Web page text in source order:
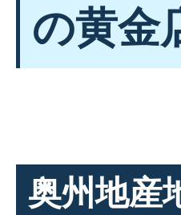
の黄金
奥州地産